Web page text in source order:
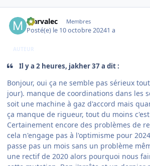
Marvalec Membres
Posté(e) le 10 octobre 20241 a
AUTEUR
Il y a 2 heures, jakher 37 a dit :
Bonjour, oui ça ne semble pas sérieux
jour). manque de coordinations dans les
soit une machine à gaz d'accord mais
ça manque de rigueur, tout du moins
Certainement encore des problèmes de
cela n'engage pas à l'optimisme pour
passe pas un mois sans un problème
une rectif de 2020 alors pourquoi nous